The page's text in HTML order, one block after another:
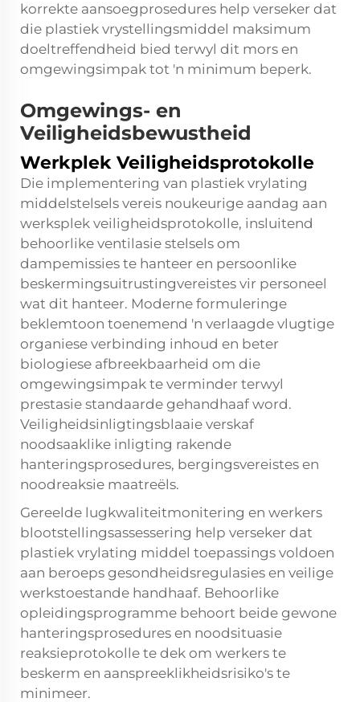
korrekte aansoegprosedures help verseker dat
die plastiek vrystellingsmiddel maksimum
doeltreffendheid bied terwyl dit mors en
omgewingsimpak tot 'n minimum beperk.
Omgewings- en
Veiligheidsbewustheid
Werkplek Veiligheidsprotokolle
Die implementering van plastiek vrylating
middelstelsels vereis noukeurige aandag aan
werksplek veiligheidsprotokolle, insluitend
behoorlike ventilasie stelsels om
dampemissies te hanteer en persoonlike
beskermingsuitrustingvereistes vir personeel
wat dit hanteer. Moderne formuleringe
beklemtoon toenemend 'n verlaagde vlugtige
organiese verbinding inhoud en beter
biologiese afbreekbaarheid om die
omgewingsimpak te verminder terwyl
prestasie standaarde gehandhaaf word.
Veiligheidsinligtingsblaaie verskaf
noodsaaklike inligting rakende
hanteringsprosedures, bergingsvereistes en
noodreaksie maatreëls.
Gereelde lugkwaliteitmonitering en werkers
blootstellingsassessering help verseker dat
plastiek vrylating middel toepassings voldoen
aan beroeps gesondheidsregulasies en veilige
werkstoestande handhaaf. Behoorlike
opleidingsprogramme behoort beide gewone
hanteringsprosedures en noodsituasie
reaksieprotokolle te dek om werkers te
beskerm en aanspreeklikheidsrisiko's te
minimeer.